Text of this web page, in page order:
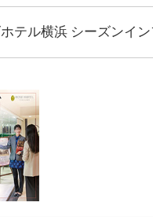
テル横浜 シーズンイ